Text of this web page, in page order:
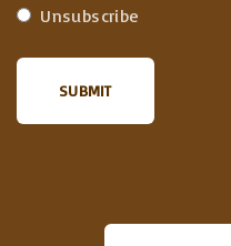
Unsubscribe